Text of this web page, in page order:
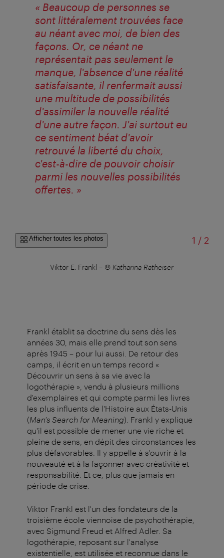
« Beaucoup de personnes se
sont littéralement trouvées face
au néant avec moi, de bien des
façons. Or, ce néant ne
représentait pas seulement le
manque, l'absence d'une réalité
satisfaisante, il renfermait aussi
une multitude de possibilités
d'assimiler la nouvelle réalité
d'une autre façon. J'ai surtout eu
ce sentiment béat d'avoir
retrouvé la liberté du choix,
c'est-à-dire de pouvoir choisir
parmi les nouvelles possibilités
offertes. »
Afficher toutes les photos 1 /sur
2
Viktor E. Frankl – © Katharina Ratheiser
Frankl établit sa doctrine du sens dès les
années 30, mais elle prend tout son sens
après 1945 – pour lui aussi. De retour des
camps, il écrit en un temps record «
Découvrir un sens à sa vie avec la
logothérapie », vendu à plusieurs millions
d'exemplaires et qui compte parmi les livres
les plus influents de l'Histoire aux États-Unis
(Man's Search for Meaning). Frankl y explique
qu'il est possible de mener une vie riche et
pleine de sens, en dépit des circonstances les
plus défavorables. Il y appelle à s'ouvrir à la
nouveauté et à la façonner avec créativité et
responsabilité. Et ce, plus que jamais en
période de crise.
Viktor Frankl est l'un des fondateurs de la
troisième école viennoise de psychothérapie,
avec Sigmund Freud et Alfred Adler. Sa
logothérapie, reposant sur l'analyse
existentielle, est utilisée et reconnue dans le